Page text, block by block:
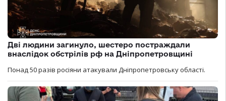
Дві людини загинуло, шестеро постраждали
внаслідок обстрілів рф на Дніпропетровщині
Понад 50 разів росіяни атакували Дніпропетровську області.